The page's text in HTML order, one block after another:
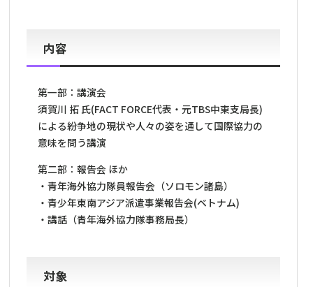
内容
第一部：講演会
須賀川 拓 氏(FACT FORCE代表・元TBS中東支局長)
による紛争地の現状や人々の姿を通して国際協力の
意味を問う講演
第二部：報告会 ほか
・青年海外協力隊員報告会（ソロモン諸島）
・青少年東南アジア派遣事業報告会(ベトナム)
・講話（青年海外協力隊事務局長）
対象